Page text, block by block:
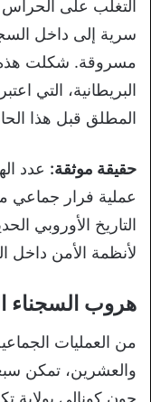
التغلب على الحراس
سرية إلى داخل
مسروقة. شكلت هذه
البريطانية، التي
المطلق قبل هذا
حقيقة موثقة: عدد
عملية فرار
التاريخ الأوروبي
لأنظمة الأمن داخل
هروب السجناء
من العمليات
والعشرين، تمكن